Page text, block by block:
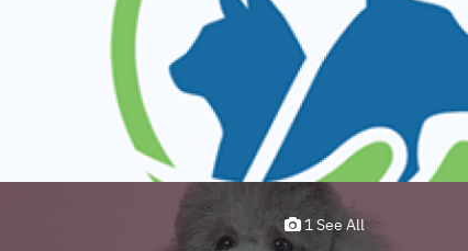
1 See All